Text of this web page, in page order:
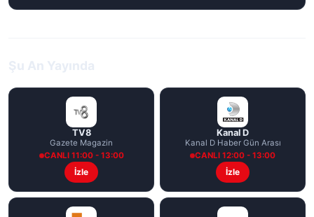
TV8
Gazete Magazin
CANLI 11:00 - 13:00
İzle
Kanal D
Kanal D Haber Gün Arası
CANLI 12:00 - 13:00
İzle